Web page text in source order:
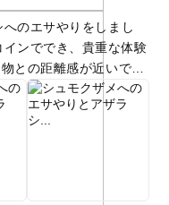
のエサやりをしまし
ンででき、貴重な体験
との距離感が近いで
ョーなどは夏だったの
)スタッフの方々が温か